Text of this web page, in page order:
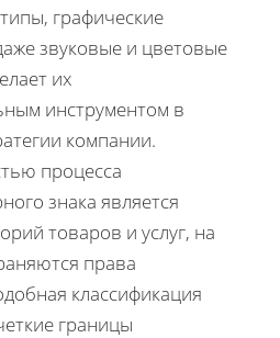
графические
звуковые и цветовые
их
инструментом в
компании.
процесса
знака является
товаров и услуг, на
права
классификация
границы